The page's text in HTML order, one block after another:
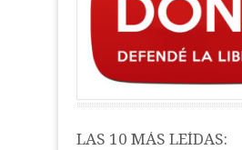
LAS 10 MÁS LEÍDAS: